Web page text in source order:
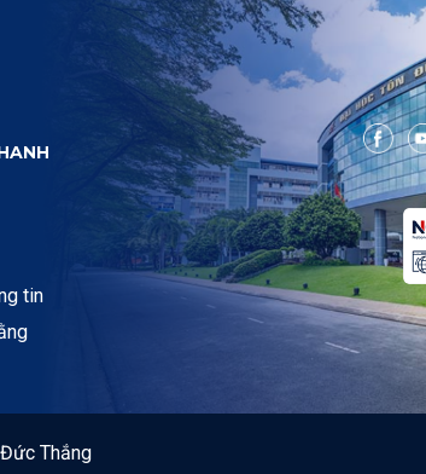
tin
Thắng